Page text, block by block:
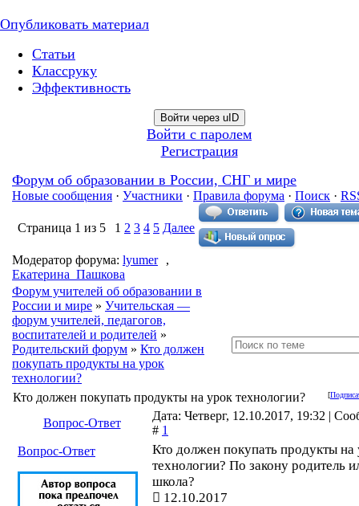
Опубликовать материал
Статьи
Классруку
Эффективность
Войти через uID
Войти с паролем
Регистрация
Форум об образовании в России, СНГ и мире
Новые сообщения · Участники · Правила форума · Поиск ·
Страница 1 из 5 1 2 3 4 5 Далее
Модератор форума: lyumer
,
Екатерина_Пашкова
Форум учителей об образовании в
России и мире » Учительская —
форум учителей, педагогов,
воспитателей и родителей »
Родительский форум » Кто должен
покупать продукты на урок
технологии?
[
Кто должен покупать продукты на урок технологии?
Вопрос-Ответ
Дата: Четверг, 12.10.2017, 19:32 |
# 1
Вопрос-Ответ
Кто должен покупать продукты на
технологии? По закону родитель
школа?
12.10.2017